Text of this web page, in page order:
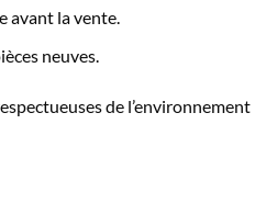
avant la vente.
neuves.
de l’environnement